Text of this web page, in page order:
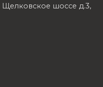
Щелковское шоссе д.3,